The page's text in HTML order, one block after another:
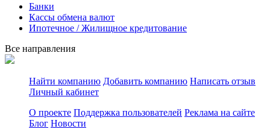
Банки
Кассы обмена валют
Ипотечное / Жилищное кредитование
Все направления
Найти компанию Добавить компанию Написать отзыв
Личный кабинет
О проекте Поддержка пользователей Реклама на сайте
Блог Новости